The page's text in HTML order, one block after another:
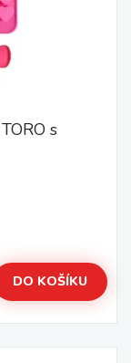
s
DO KOŠÍKU